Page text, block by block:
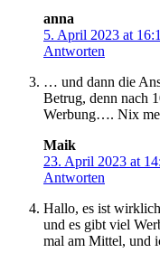
anna
5. April 2023 at
Antworten
… und dann die
Betrug, denn nach
Werbung…. Nix
Maik
23. April 2023 at
Antworten
Hallo, es ist
und es gibt viel
mal am Mittel, und